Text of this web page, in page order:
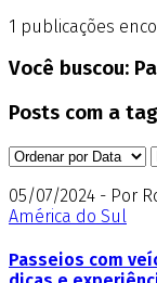
1 publicações
Você buscou:
Posts com a tag
05/07/2024 - Por
América do Sul
Passeios com